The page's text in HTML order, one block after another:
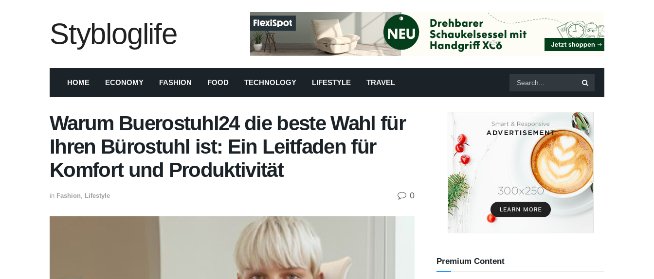
Stybloglife
HOME ECONOMY FASHION FOOD TECHNOLOGY LIFESTYLE TRAVEL
Warum Buerostuhl24 die beste Wahl für
Ihren Bürostuhl ist: Ein Leitfaden für
Komfort und Produktivität
in Fashion Lifestyle 0
Premium Content